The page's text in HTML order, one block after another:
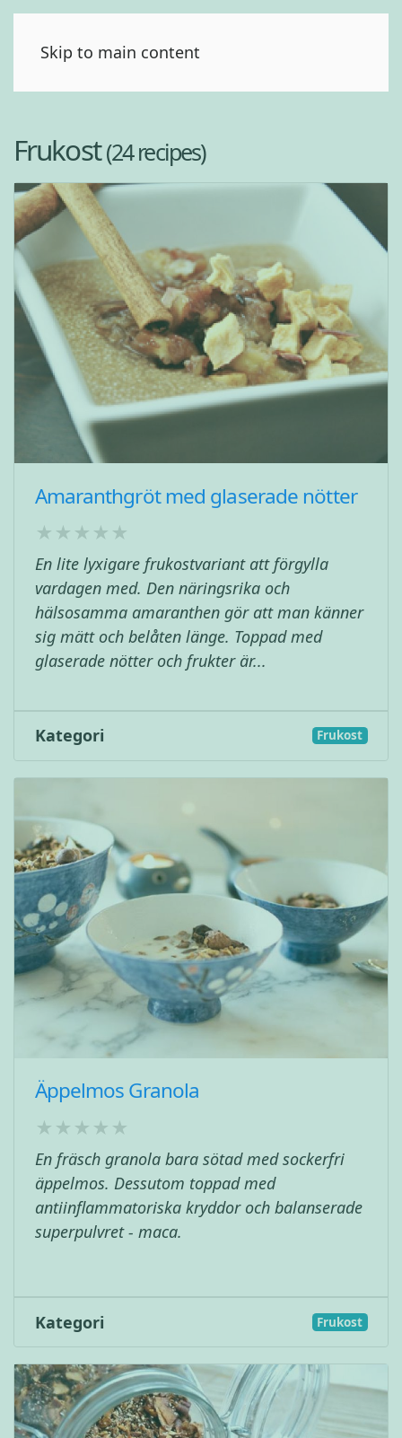
Skip to main content
Frukost(24 recipes)
Amaranthgröt med glaserade nötter
En lite lyxigare frukostvariant att förgylla
vardagen med. Den näringsrika och
hälsosamma amaranthen gör att man känner
sig mätt och belåten länge. Toppad med
glaserade nötter och frukter är...
Kategori Frukost
Äppelmos Granola
En fräsch granola bara sötad med sockerfri
äppelmos. Dessutom toppad med
antiinflammatoriska kryddor och balanserade
superpulvret - maca.
Kategori Frukost